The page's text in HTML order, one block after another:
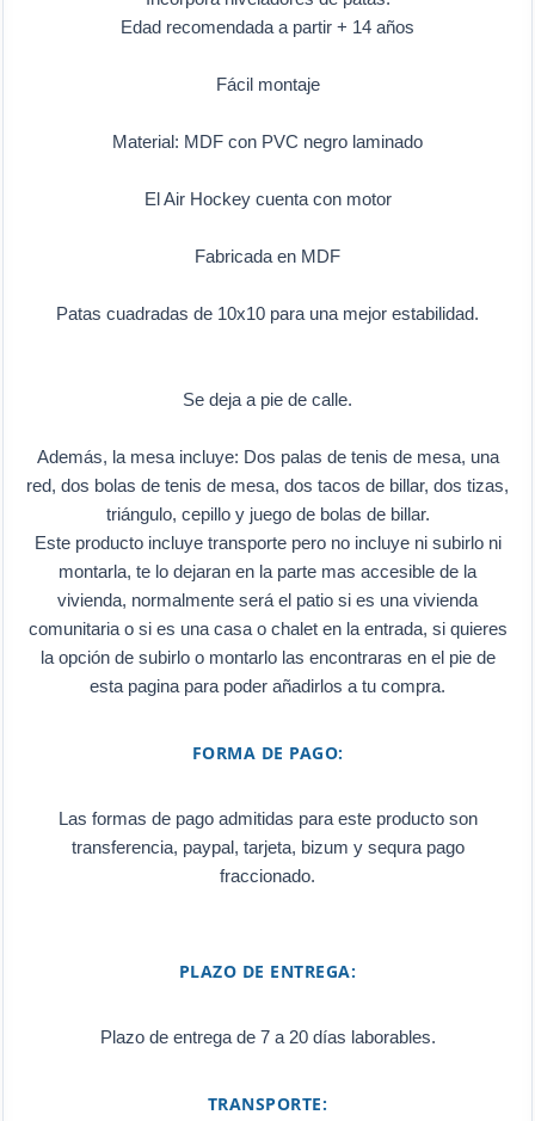
Edad recomendada a partir + 14 años
Fácil montaje
Material: MDF con PVC negro laminado
El Air Hockey cuenta con motor
Fabricada en MDF
Patas cuadradas de 10x10 para una mejor estabilidad.
Se deja a pie de calle.
Además, la mesa incluye: Dos palas de tenis de mesa, una
red, dos bolas de tenis de mesa, dos tacos de billar, dos tizas,
triángulo, cepillo y juego de bolas de billar.
Este producto incluye transporte pero no incluye ni subirlo ni
montarla, te lo dejaran en la parte mas accesible de la
vivienda, normalmente será el patio si es una vivienda
comunitaria o si es una casa o chalet en la entrada, si quieres
la opción de subirlo o montarlo las encontraras en el pie de
esta pagina para poder añadirlos a tu compra.
FORMA DE PAGO:
Las formas de pago admitidas para este producto son
transferencia, paypal, tarjeta, bizum y sequra pago
fraccionado.
PLAZO DE ENTREGA:
Plazo de entrega de 7 a 20 días laborables.
TRANSPORTE: